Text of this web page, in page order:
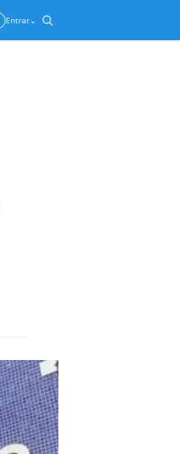
Entrar⌄